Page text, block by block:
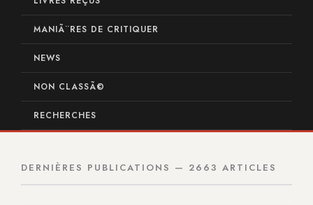
MANIÃ¨RES DE CRITIQUER
NEWS
NON CLASSÃ©
RECHERCHES
DERNIÈRES PUBLICATIONS — 2663 ARTICLES